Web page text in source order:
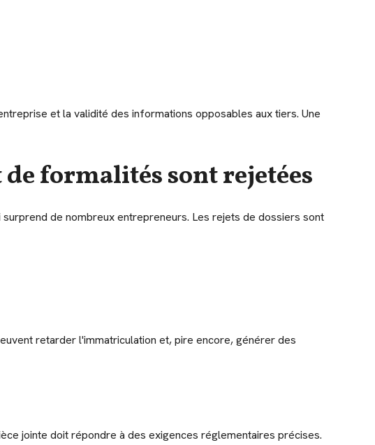
et la validité des informations opposables aux tiers. Une
formalités sont rejetées
de nombreux entrepreneurs. Les rejets de dossiers sont
retarder l'immatriculation et, pire encore, générer des
jointe doit répondre à des exigences réglementaires précises.